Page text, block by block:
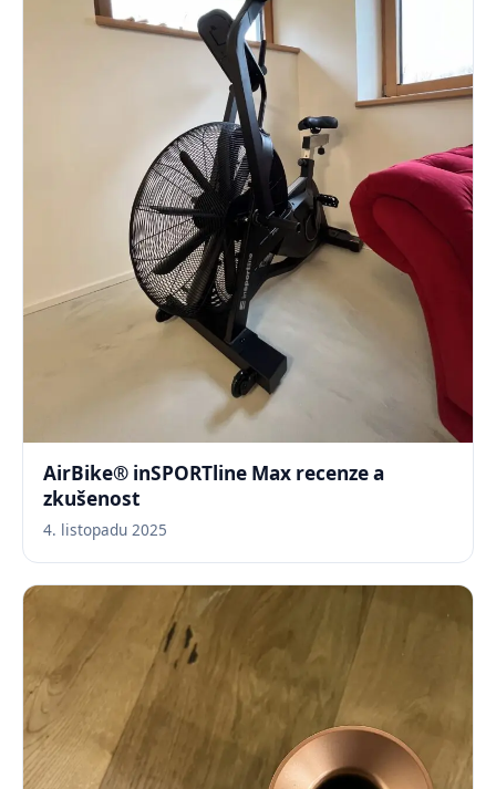
AirBike® inSPORTline Max recenze a
zkušenost
4. listopadu 2025